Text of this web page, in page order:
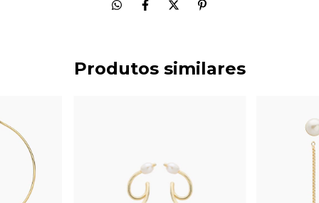
Produtos similares